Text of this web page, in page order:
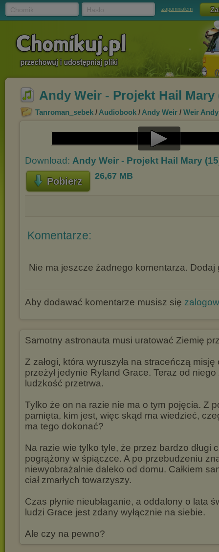
zapomniałem
Andy Weir - Projekt Hail Mary
Tanroman_sebek / Audiobook / Andy Weir / Weir
Play
Download: Andy Weir - Projekt Hail Mary
Pobierz 26,67 MB
Komentarze:
Nie ma jeszcze żadnego komentarza. Dodaj
Aby dodawać komentarze musisz się
Samotny astronauta musi uratować Ziemię
Z załogi, która wyruszyła na straceńczą
przeżył jedynie Ryland Grace. Teraz od
ludzkość przetrwa.
Tylko że on na razie nie ma o tym pojęcia. Z
pamięta, kim jest, więc skąd ma wiedzieć,
ma tego dokonać?
Na razie wie tylko tyle, że przez bardzo długi
pogrążony w śpiączce. A po przebudzeniu
niewyobrażalnie daleko od domu. Całkiem
ciał zmarłych towarzyszy.
Czas płynie nieubłaganie, a oddalony o lata
ludzi Grace jest zdany wyłącznie na siebie.
Ale czy na pewno?